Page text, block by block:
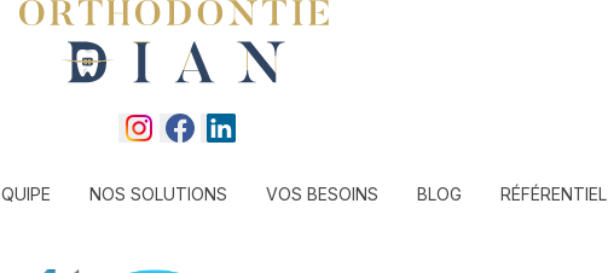
NOS SOLUTIONS VOS BESOINS BLOG RÉFÉRENTIEL